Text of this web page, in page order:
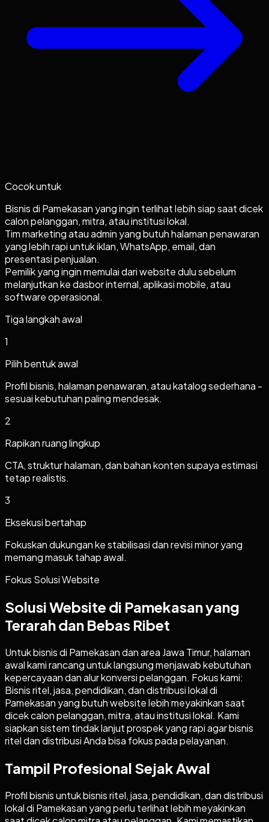
Cocok untuk
Bisnis di Pamekasan yang ingin terlihat lebih siap saat dicek
calon pelanggan, mitra, atau institusi lokal.
Tim marketing atau admin yang butuh halaman penawaran
yang lebih rapi untuk iklan, WhatsApp, email, dan
presentasi penjualan.
Pemilik yang ingin memulai dari website dulu sebelum
melanjutkan ke dasbor internal, aplikasi mobile, atau
software operasional.
Tiga langkah awal
1
Pilih bentuk awal
Profil bisnis, halaman penawaran, atau katalog sederhana -
sesuai kebutuhan paling mendesak.
2
Rapikan ruang lingkup
CTA, struktur halaman, dan bahan konten supaya estimasi
tetap realistis.
3
Eksekusi bertahap
Fokuskan dukungan ke stabilisasi dan revisi minor yang
memang masuk tahap awal.
Fokus Solusi Website
Solusi Website di Pamekasan yang
Terarah dan Bebas Ribet
Untuk bisnis di Pamekasan dan area Jawa Timur, halaman
awal kami rancang untuk langsung menjawab kebutuhan
kepercayaan dan alur konversi pelanggan. Fokus kami:
Bisnis ritel, jasa, pendidikan, dan distribusi lokal di
Pamekasan yang butuh website lebih meyakinkan saat
dicek calon pelanggan, mitra, atau institusi lokal. Kami
siapkan sistem tindak lanjut prospek yang rapi agar bisnis
ritel dan distribusi Anda bisa fokus pada pelayanan.
Tampil Profesional Sejak Awal
Profil bisnis untuk bisnis ritel, jasa, pendidikan, dan distribusi
lokal di Pamekasan yang perlu terlihat lebih meyakinkan